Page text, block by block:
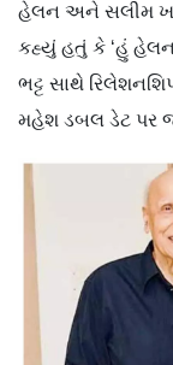
હેલન અને સલીમ
કહ્યું હતું કે ‘હું
ભટ્ટ સાથે
મહેશ ડબલ ડેટ પર